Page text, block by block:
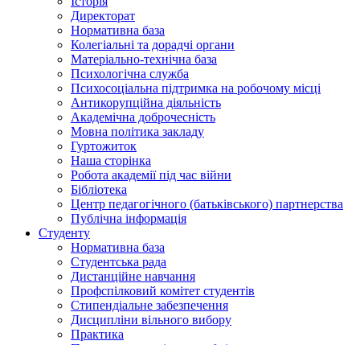
Директорат
Нормативна база
Колегіальні та дорадчі органи
Матеріально-технічна база
Психологічна служба
Психосоціальна підтримка на робочому місці
Антикорупційна діяльність
Академічна доброчесність
Мовна політика закладу
Гуртожиток
Наша сторінка
Робота академії під час війни
Бібліотека
Центр педагогічного (батьківського) партнерства
Публічна інформація
Студенту
Нормативна база
Студентська рада
Дистанційне навчання
Профспілковий комітет студентів
Стипендіальне забезпечення
Дисципліни вільного вибору
Практика